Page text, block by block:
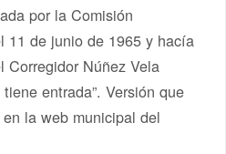
por la Comisión
11 de junio de 1965 y hacía
Corregidor Núñez Vela
entrada”. Versión que
la web municipal del